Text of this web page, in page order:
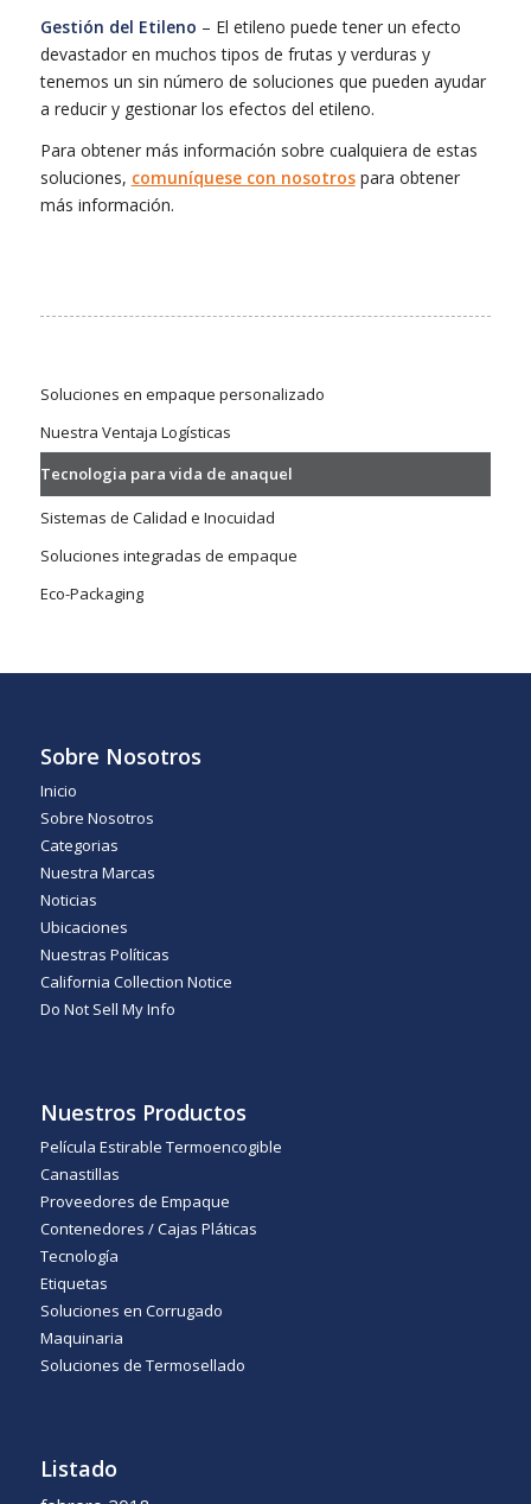
Gestión del Etileno – El etileno puede tener un efecto
devastador en muchos tipos de frutas y verduras y
tenemos un sin número de soluciones que pueden ayudar
a reducir y gestionar los efectos del etileno.
Para obtener más información sobre cualquiera de estas
soluciones, comuníquese con nosotrospara obtener
más información.
Soluciones en empaque personalizado
Nuestra Ventaja Logísticas
Tecnologia para vida de anaquel
Sistemas de Calidad e Inocuidad
Soluciones integradas de empaque
Eco-Packaging
Sobre Nosotros
Inicio
Sobre Nosotros
Categorias
Nuestra Marcas
Noticias
Ubicaciones
Nuestras Políticas
California Collection Notice
Do Not Sell My Info
Nuestros Productos
Película Estirable Termoencogible
Canastillas
Proveedores de Empaque
Contenedores / Cajas Pláticas
Tecnología
Etiquetas
Soluciones en Corrugado
Maquinaria
Soluciones de Termosellado
Listado